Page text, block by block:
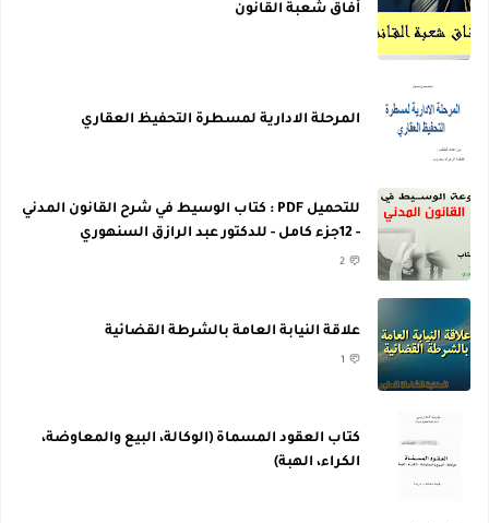
أفاق شعبة القانون
المرحلة الادارية لمسطرة التحفيظ العقاري
للتحميل PDF : كتاب الوسيط في شرح القانون المدني
- 12جزء كامل - للدكتور عبد الرازق السنهوري
2
علاقة النيابة العامة بالشرطة القضائية
1
كتاب العقود المسماة (الوكالة، البيع والمعاوضة،
الكراء، الهبة)